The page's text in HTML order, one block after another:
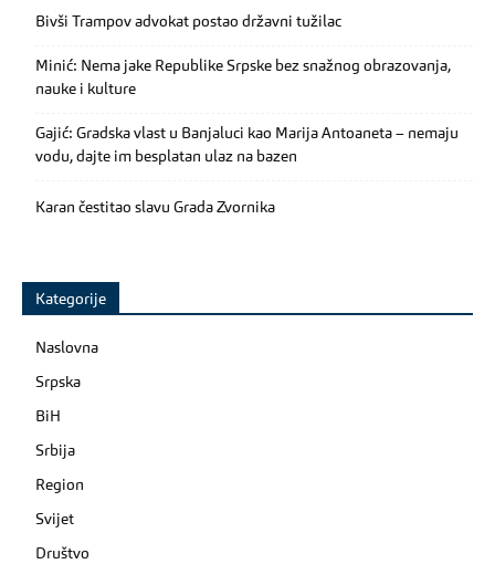
Bivši Trampov advokat postao državni tužilac
Minić: Nema jake Republike Srpske bez snažnog obrazovanja,
nauke i kulture
Gajić: Gradska vlast u Banjaluci kao Marija Antoaneta – nemaju
vodu, dajte im besplatan ulaz na bazen
Karan čestitao slavu Grada Zvornika
Kategorije
Naslovna
Srpska
BiH
Srbija
Region
Svijet
Društvo